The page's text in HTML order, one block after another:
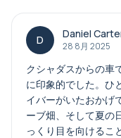
D Daniel
28 8月 2025
クシャダスからの車
に印象的でした。ひ
イバーがいたおかげ
ーブ畑、そして夏の
っくり目を向けるこ